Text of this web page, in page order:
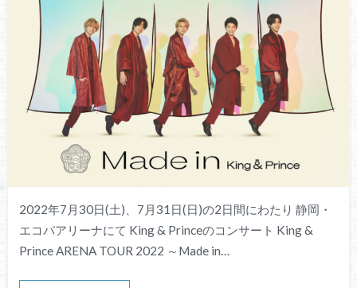
2022年7月30日(土)、7月31日(日)の2日間にわたり 静岡・
エコパアリーナにて King & Princeのコンサート King &
Prince ARENA TOUR 2022 ～Made in…